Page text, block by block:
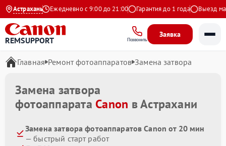
Астрахань
на Яндекс Ежедневно с 9:00 до 21:00 Гарантия до 1 года Выезд
REMSUPPORT Позвонить
Заявка
Главная Ремонт фотоаппаратов Замена затвора
Замена затвора
фотоаппарата Canon в Астрахани
Замена затвора фотоаппаратов Canon от 20 мин
— быстрый старт работ